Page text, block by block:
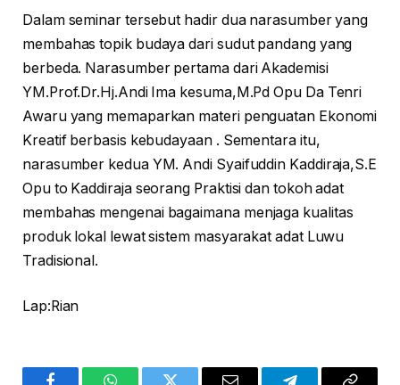
Dalam seminar tersebut hadir dua narasumber yang
membahas topik budaya dari sudut pandang yang
berbeda. Narasumber pertama dari Akademisi
YM.Prof.Dr.Hj.Andi Ima kesuma,M.Pd Opu Da Tenri
Awaru yang memaparkan materi penguatan Ekonomi
Kreatif berbasis kebudayaan . Sementara itu,
narasumber kedua YM. Andi Syaifuddin Kaddiraja,S.E
Opu to Kaddiraja seorang Praktisi dan tokoh adat
membahas mengenai bagaimana menjaga kualitas
produk lokal lewat sistem masyarakat adat Luwu
Tradisional.
Lap:Rian